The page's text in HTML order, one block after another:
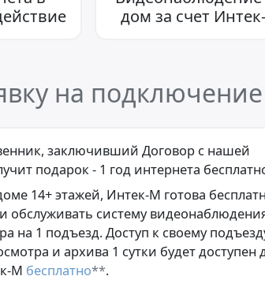
дом за счет
на
заключивший Договор с нашей
подарок - 1 год интернета
14+ этажей, Интек-М готова
обслуживать систему
на 1 подъезд. Доступ к своему
и архива 1 сутки будет доступен
М бесплатно**.